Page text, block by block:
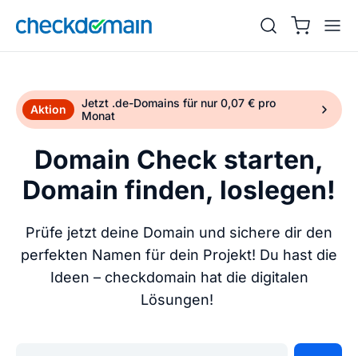
Aktion
Jetzt .de-Domains für nur 0,07 € pro
Monat
Domain Check starten,
Domain finden, loslegen!
Prüfe jetzt deine Domain und sichere dir den
perfekten Namen für dein Projekt! Du hast die
Ideen – checkdomain hat die digitalen
Lösungen!